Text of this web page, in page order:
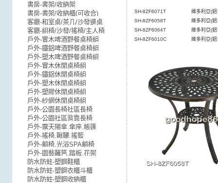
SH-8ZF6071T
維多利亞(
SH-8ZF6058T
維多利亞(
SH-8ZF6064T
維多利亞(
SH-8ZF6010C
維多利亞(
書房-書架/收納架
書房-書架/收納櫃(可收合)
客廳-和室桌/茶几/沙發邊桌
客廳-組椅/沙發/搖椅/主人椅
戶外-實木啤酒野餐桌椅組
戶外-鐵鋁啤酒野餐桌椅組
戶外-塑木啤酒野餐桌椅組
戶外-實木休閒桌椅組
戶外-鐵鋁休閒桌椅組
戶外-塑木休閒桌椅組
戶外-塑膠休閒桌椅組
戶外-紗網休閒桌椅組
戶外-公園長椅社區長椅
戶外-公園社區背靠長椅
戶外-露天陽傘.傘座.帳篷
戶外-搖椅.鞦韆.搖籃
戶外-躺椅.光浴SPA躺椅
戶外-園藝籬笆.踏板.花架
防水防蛀-塑鋼鞋櫃
防水防蛀-塑鋼衣櫃斗櫃
防水防蛀-塑鋼收納櫃